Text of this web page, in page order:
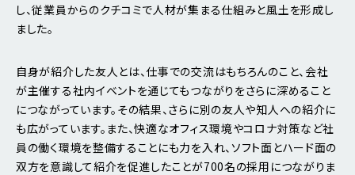
し、従業員からのクチコミで人材が集まる仕組みと風土を形成し
ました。
自身が紹介した友人とは、仕事での交流はもちろんのこと、会社
が主催する社内イベントを通じてもつながりをさらに深めること
につながっています。その結果、さらに別の友人や知人への紹介に
も広がっています。また、快適なオフィス環境やコロナ対策など社
員の働く環境を整備することにも力を入れ、ソフト面とハード面の
双方を意識して紹介を促進したことが700名の採用につながりま